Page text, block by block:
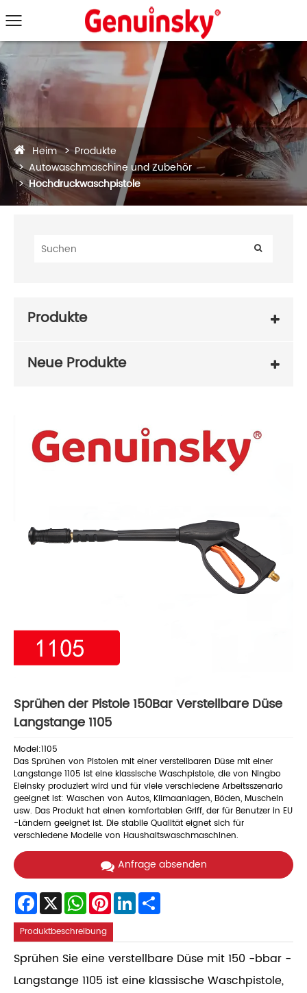
Heim
Produkte
Autowaschmaschine und Zubehör
Hochdruckwaschpistole
Produkte
Neue Produkte
Sprühen der Pistole 150Bar Verstellbare Düse
Langstange 1105
Model:1105
Das Sprühen von Pistolen mit einer verstellbaren Düse mit einer
Langstange 1105 ist eine klassische Waschpistole, die von Ningbo
Eleinsky produziert wird und für viele verschiedene Arbeitsszenario
geeignet ist: Waschen von Autos, Klimaanlagen, Böden, Muscheln
usw. Das Produkt hat einen komfortablen Griff, der für Benutzer in EU
-Ländern geeignet ist. Die stabile Qualität eignet sich für
verschiedene Modelle von Haushaltswaschmaschinen.
Anfrage absenden
Facebook
X WhatsAppPinterestLinkedIn
Produktbeschreibung
Sprühen Sie eine verstellbare Düse mit 150 -bbar -
Langstange 1105 ist eine klassische Waschpistole,